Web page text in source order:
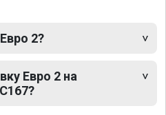
2?
Евро 2 на